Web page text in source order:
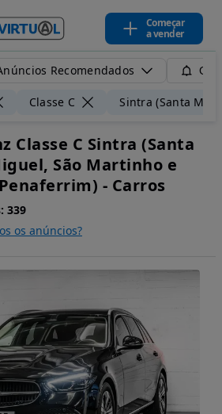
Começar
a vender
Recomendados
Classe C Sintra (Santa
Classe C Sintra (Santa
São Martinho e
- Carros
339
os anúncios?